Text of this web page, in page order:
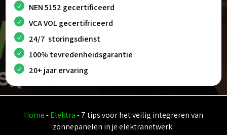
NEN 5152 gecertificeerd
VCA VOL gecertifriceerd
24/7 storingsdienst
100% tevredenheidsgarantie
20+ jaar ervaring
Home-Elektra-7 tips voor het veilig integreren van
zonnepanelen in je elektranetwerk.​